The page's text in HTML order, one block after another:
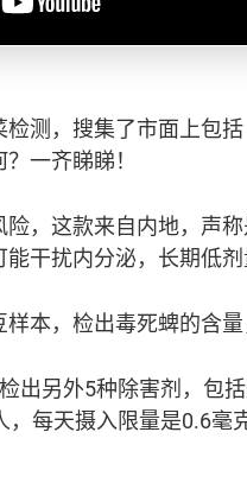
测，搜集了市面上包
一齐睇睇！
，这款来自内地，声
干扰内分泌，长期低
本，检出毒死蜱的含量
出另外5种除害剂，包
，每天摄入限量是0.6